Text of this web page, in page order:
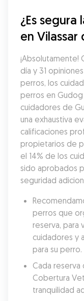
¿Es
en Vilassar
¡Absolutamente!
día y 31
perros, los
perros en
cuidadores de
una exhaustiva
calificaciones
propietarios de
el 14% de los
sido aprobados
seguridad
perros que
reserva, para
cuidadores y
para su perro.
Cada
Cobertura
tranquilidad